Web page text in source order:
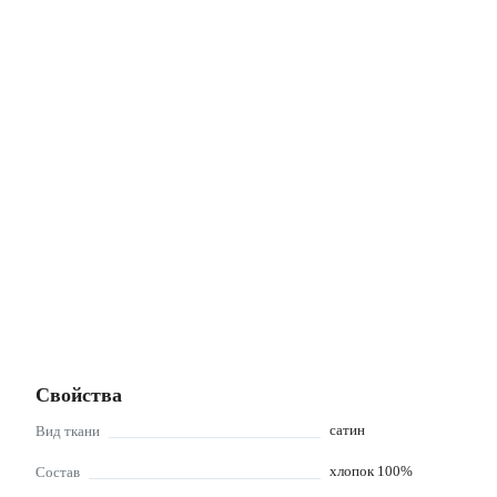
Свойства
Вид ткани сатин
Состав хлопок 100%